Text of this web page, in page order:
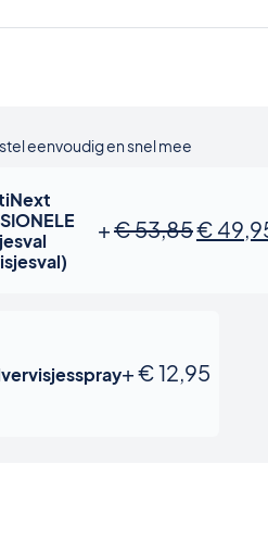
eenvoudig en snel mee
+€53,85€
+€12,95